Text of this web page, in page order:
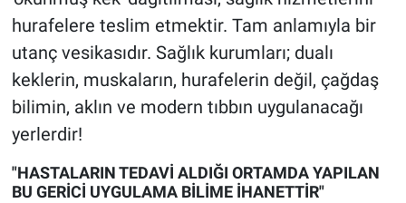
hurafelere teslim etmektir. Tam anlamıyla bir
utanç vesikasıdır. Sağlık kurumları; dualı
keklerin, muskaların, hurafelerin değil, çağdaş
bilimin, aklın ve modern tıbbın uygulanacağı
yerlerdir!
"HASTALARIN TEDAVİ ALDIĞI ORTAMDA YAPILAN
BU GERİCİ UYGULAMA BİLİME İHANETTİR"